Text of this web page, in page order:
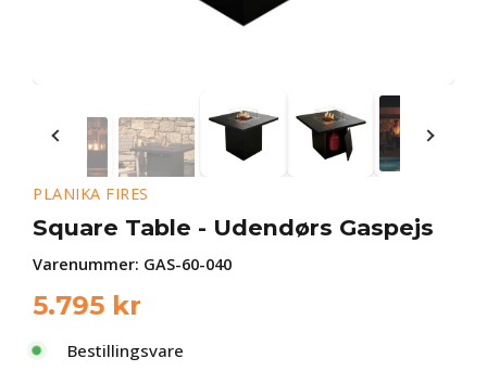
PLANIKA FIRES
Square Table - Udendørs Gaspejs
Varenummer: GAS-60-040
5.795 kr
Bestillingsvare